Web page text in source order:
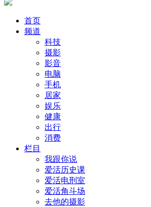
首页
频道
科技
摄影
影音
电脑
手机
居家
娱乐
健康
出行
消费
栏目
我跟你说
爱活历史课
爱活电刑室
爱活角斗场
去他的摄影